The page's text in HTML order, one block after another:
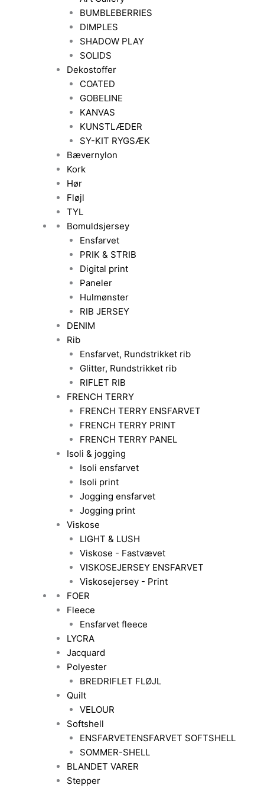
BUMBLEBERRIES
DIMPLES
SHADOW PLAY
SOLIDS
Dekostoffer
COATED
GOBELINE
KANVAS
KUNSTLÆDER
SY-KIT RYGSÆK
Bævernylon
Kork
Hør
Fløjl
TYL
Bomuldsjersey
Ensfarvet
PRIK & STRIB
Digital print
Paneler
Hulmønster
RIB JERSEY
DENIM
Rib
Ensfarvet, Rundstrikket rib
Glitter, Rundstrikket rib
RIFLET RIB
FRENCH TERRY
FRENCH TERRY ENSFARVET
FRENCH TERRY PRINT
FRENCH TERRY PANEL
Isoli & jogging
Isoli ensfarvet
Isoli print
Jogging ensfarvet
Jogging print
Viskose
LIGHT & LUSH
Viskose - Fastvævet
VISKOSEJERSEY ENSFARVET
Viskosejersey - Print
FOER
Fleece
Ensfarvet fleece
LYCRA
Jacquard
Polyester
BREDRIFLET FLØJL
Quilt
VELOUR
Softshell
ENSFARVETENSFARVET SOFTSHELL
SOMMER-SHELL
BLANDET VARER
Stepper